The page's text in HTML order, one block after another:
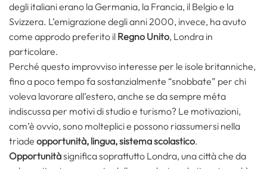
degli italiani erano la Germania, la Francia, il Belgio e la
Svizzera. L’emigrazione degli anni 2000, invece, ha avuto
come approdo preferito il Regno Unito, Londra in
particolare.
Perché questo improvviso interesse per le isole britanniche,
fino a poco tempo fa sostanzialmente “snobbate” per chi
voleva lavorare all’estero, anche se da sempre méta
indiscussa per motivi di studio e turismo? Le motivazioni,
com’è ovvio, sono molteplici e possono riassumersi nella
triade opportunità, lingua, sistema scolastico.
Opportunitàsignifica soprattutto Londra, una città che da